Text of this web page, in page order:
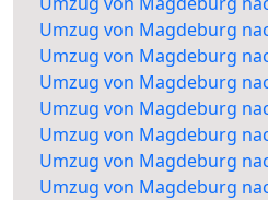
Umzug von Magdeburg
Umzug von Magdeburg
Umzug von Magdeburg
Umzug von Magdeburg
Umzug von Magdeburg
Umzug von Magdeburg
Umzug von Magdeburg